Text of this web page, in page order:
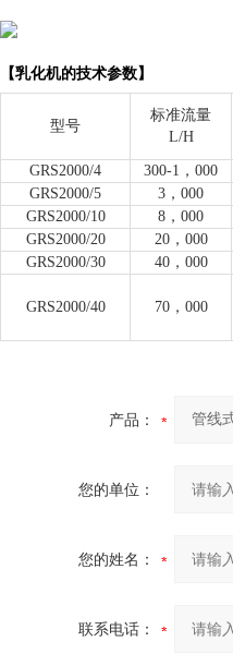
【乳化机的技术参数】
型号
标准流量
L/H
GRS2000/4 300-1 ，000
GRS2000/5 3 ，000
GRS2000/10 8 ，000
GRS2000/20 20，000
GRS2000/30 40，000
GRS2000/40 70，000
产品：
您的单位：
您的姓名：
联系电话：